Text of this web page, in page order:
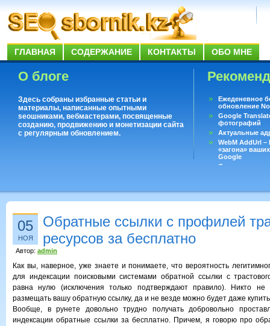
ГЛАВНАЯ СОДЕРЖАНИЕ КОНТАКТЫ ОБО МНЕ
О блоге
Здесь собраны избранные статьи и
материалы, написанные опытными
seoшниками, вебмастерами, посвященные
созданию, продвижению и монетизации сайта
с регулярным обновлением.
Ежеденевное
обновление
Google
фотографий
Актуальные
WebM AddUrl
«загона»
Google
Существует
05
НОЯ
Обратные ссылки с профилей
ресурсов за бесплатно
Автор: admin
Как вы, наверное, уже знаете и понимаете, что вероятность
для индексации поисковыми системами обратной ссылки с
равна нулю (исключения только подтверждают правило). Никто не
размещать вашу обратную ссылку, да и не везде можно будет даже
Вообще, в рунете довольно трудно получать добровольно
индексации обратные ссылки за бесплатно. Причем, я говорю про